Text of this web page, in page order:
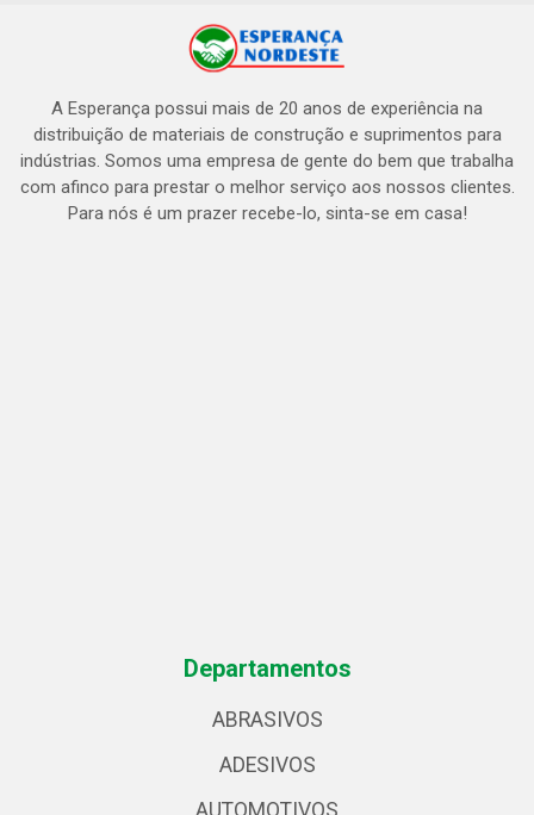
A Esperança possui mais de 20 anos de experiência na
distribuição de materiais de construção e suprimentos para
indústrias. Somos uma empresa de gente do bem que trabalha
com afinco para prestar o melhor serviço aos nossos clientes.
Para nós é um prazer recebe-lo, sinta-se em casa!
Departamentos
ABRASIVOS
ADESIVOS